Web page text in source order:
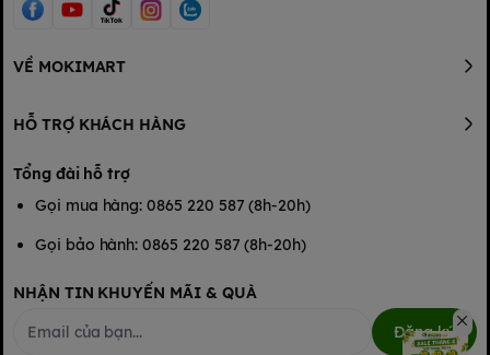
VỀ MOKIMART
HỖ TRỢ KHÁCH HÀNG
Tổng đài hỗ trợ
Gọi mua hàng: 0865 220 587 (8h-20h)
Gọi bảo hành: 0865 220 587 (8h-20h)
NHẬN TIN KHUYẾN MÃI & QUÀ
Đăng ký